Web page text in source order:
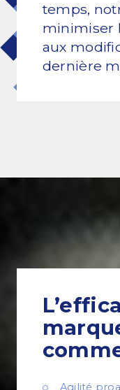
temps,
minimiser
aux
dernière
Agilité